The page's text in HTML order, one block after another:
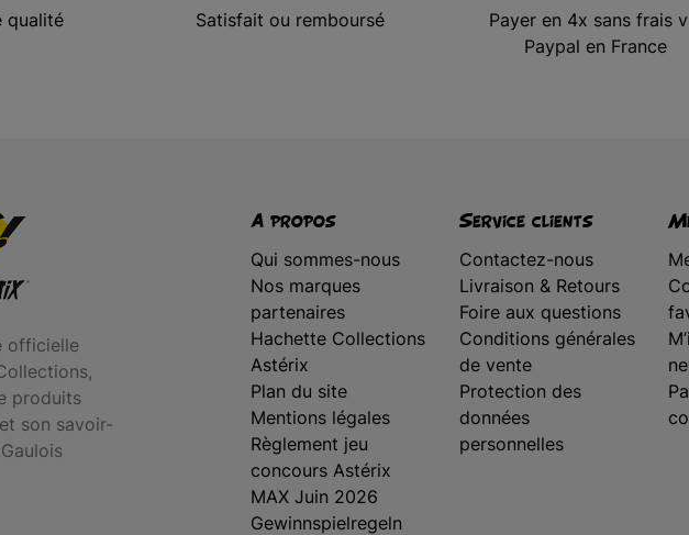
qualité Satisfait ou remboursé
Payer en 4x sans frais
Paypal en France
officielle
produits
son savoir-
A propos
Qui sommes-nous
Nos marques
partenaires
Hachette Collections
Astérix
Plan du site
Mentions légales
Règlement jeu
concours Astérix
MAX Juin 2026
Gewinnspielregeln
Service clients
Contactez-nous
Livraison & Retours
Foire aux questions
Conditions générales
de vente
Protection des
données
personnelles